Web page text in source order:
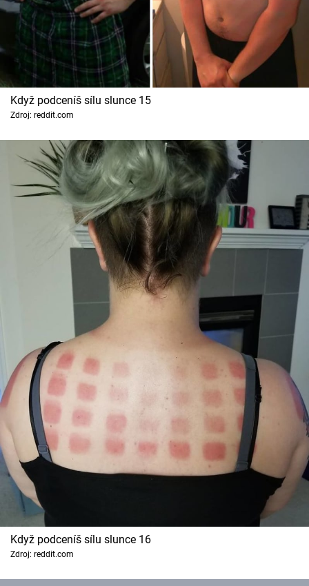
Když podceníš sílu slunce 15
Zdroj: reddit.com
Když podceníš sílu slunce 16
Zdroj: reddit.com